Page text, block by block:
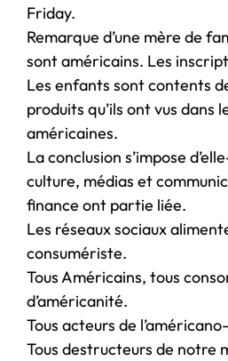
Friday.
Remarque d’une mère de
sont américains. Les
Les enfants sont contents
produits qu’ils ont vus dans
américaines.
La conclusion s’impose
culture, médias et
finance ont partie liée.
Les réseaux sociaux
consumériste.
Tous Américains, tous
d’américanité.
Tous acteurs de
Tous destructeurs de notre